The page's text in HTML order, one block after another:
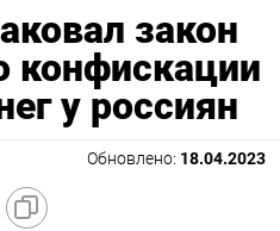
закон
конфискации
у россиян
Обновлено: 18.04.2023